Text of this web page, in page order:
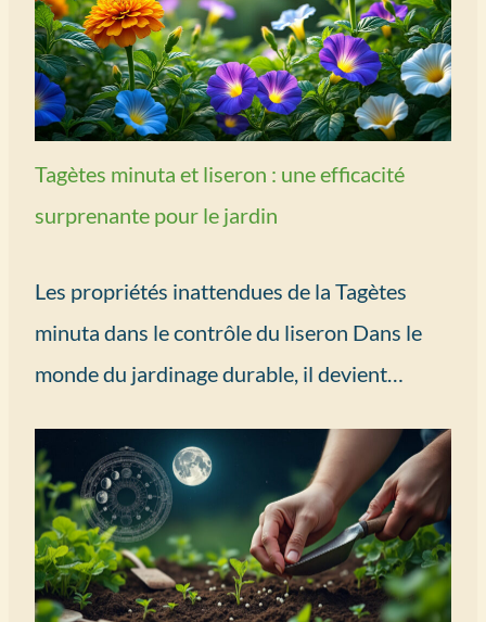
Tagètes minuta et liseron : une efficacité
surprenante pour le jardin
Les propriétés inattendues de la Tagètes
minuta dans le contrôle du liseron Dans le
monde du jardinage durable, il devient…